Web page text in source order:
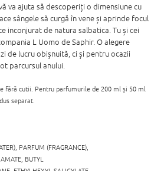
va ajuta să descoperiți o dimensiune cu
sângele să curgă în vene și aprinde focul
inconjurat de natura salbatica. Tu și cei
L Uomo de Saphir. O alegere
de lucru obișnuită, ci și pentru ocazii
parcursul anului.
fără cutii. Pentru parfumurile de 200 ml și 50 ml
separat.
PARFUM (FRAGRANCE),
BUTYL